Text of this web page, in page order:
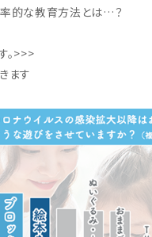
的な教育方法とは…？
。>>>
ます